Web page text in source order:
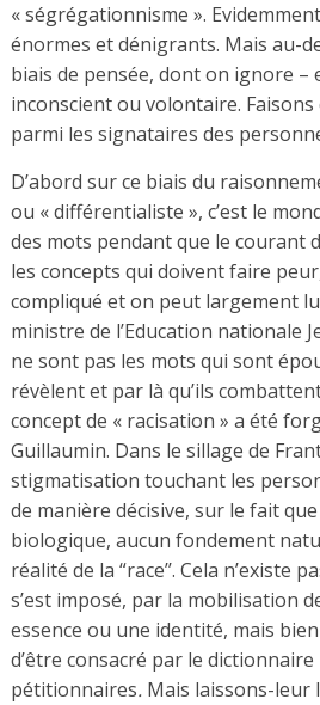
« ségrégationnisme ».
énormes et dénigrants. Mais au-
biais de pensée, dont on ignore –
inconscient ou volontaire. Faisons
parmi les signataires des
D’abord sur ce biais du
ou « différentialiste », c’est le
des mots pendant que le courant
les concepts qui doivent faire
compliqué et on peut largement
ministre de l’Education nationale
ne sont pas les mots qui sont
révèlent et par là qu’ils
concept de « racisation » a été
Guillaumin. Dans le sillage de
stigmatisation touchant les
de manière décisive, sur le fait
biologique, aucun fondement
réalité de la “race’’. Cela
s’est imposé, par la mobilisation
essence ou une identité, mais
d’être consacré par le dictionnaire
pétitionnaires. Mais laissons-leur